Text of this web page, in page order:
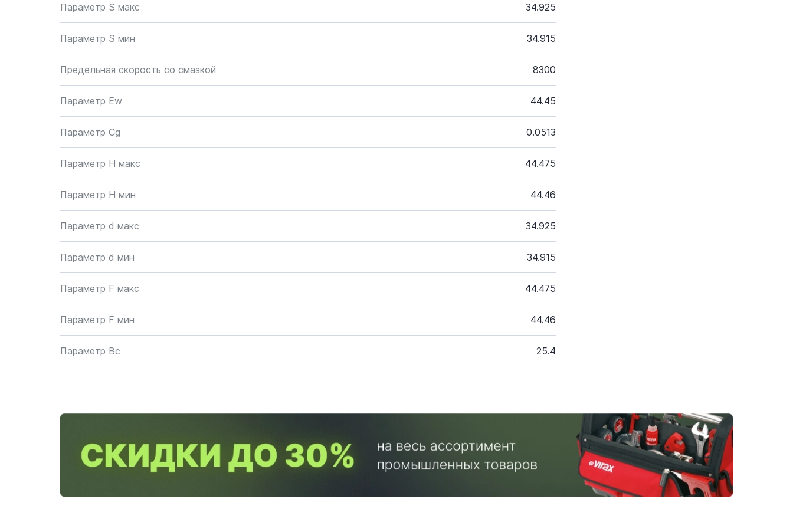
Параметр S макс 34.925
Параметр S мин 34.915
Предельная скорость со смазкой 8300
Параметр Ew 44.45
Параметр Cg 0.0513
Параметр H макс 44.475
Параметр H мин 44.46
Параметр d макс 34.925
Параметр d мин 34.915
Параметр F макс 44.475
Параметр F мин 44.46
Параметр Bc 25.4